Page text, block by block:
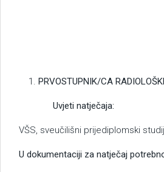
za prijam u radni
PRVOSTUPNIK/CA
Uvjeti natječaja:
VŠS, sveučilišni prijediplomski
U dokumentaciji za natječaj